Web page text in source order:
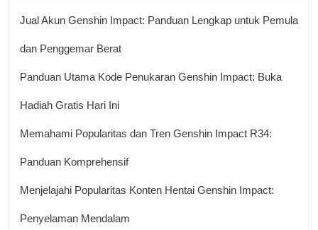
Jual Akun Genshin Impact: Panduan Lengkap untuk Pemula
dan Penggemar Berat
Panduan Utama Kode Penukaran Genshin Impact: Buka
Hadiah Gratis Hari Ini
Memahami Popularitas dan Tren Genshin Impact R34:
Panduan Komprehensif
Menjelajahi Popularitas Konten Hentai Genshin Impact:
Penyelaman Mendalam